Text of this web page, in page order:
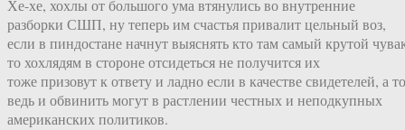
Хе-хе, хохлы от большого ума втянулись во внутренние
разборки СШП, ну теперь им счастья привалит цельный воз,
если в пиндостане начнут выяснять кто там самый крутой
то хохлядям в стороне отсидеться не получится их
тоже призовут к ответу и ладно если в качестве свидетелей, а то
ведь и обвинить могут в растлении честных и неподкупных
американских политиков.